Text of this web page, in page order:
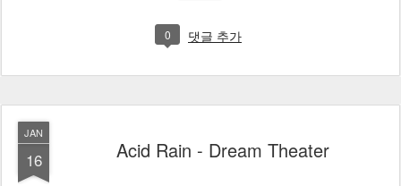
0 댓글 추가
JAN
16 Acid Rain - Dream Theater